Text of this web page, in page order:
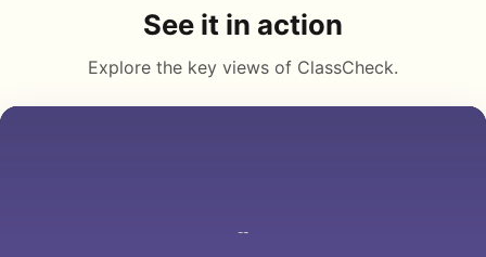
See it in action
Explore the key views of ClassCheck.